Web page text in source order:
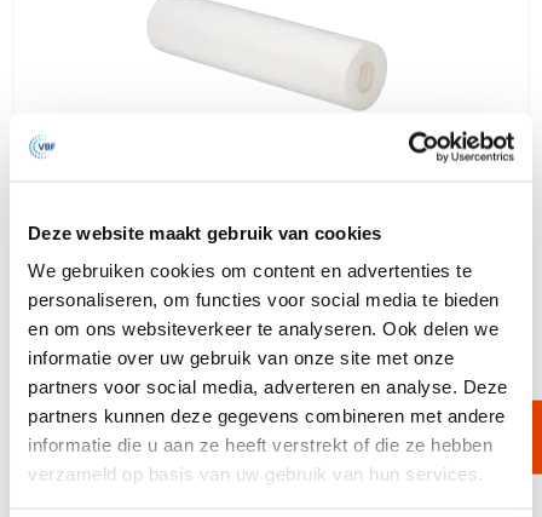
Deze website maakt gebruik van cookies
We gebruiken cookies om content en advertenties te
personaliseren, om functies voor social media te bieden
en om ons websiteverkeer te analyseren. Ook delen we
informatie over uw gebruik van onze site met onze
partners voor social media, adverteren en analyse. Deze
partners kunnen deze gegevens combineren met andere
informatie die u aan ze heeft verstrekt of die ze hebben
verzameld op basis van uw gebruik van hun services.
BorsoSpun Nylon
lengtes en fijnheden. Dit type filterkaars is uitermate geschikt voor
processen met een hoge temperatuur.
Bekijk product